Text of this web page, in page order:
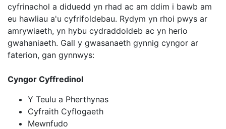
cyfrinachol a diduedd yn rhad ac am ddim i bawb am
eu hawliau a'u cyfrifoldebau. Rydym yn rhoi pwys ar
amrywiaeth, yn hybu cydraddoldeb ac yn herio
gwahaniaeth. Gall y gwasanaeth gynnig cyngor ar
faterion, gan gynnwys:
Cyngor Cyffredinol
Y Teulu a Pherthynas
Cyfraith Cyflogaeth
Mewnfudo